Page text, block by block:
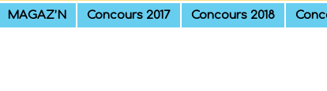
MAGAZ’N Concours 2017 Concours 2018